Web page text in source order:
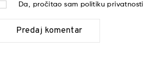
Da, pročitao sam politiku privatnosti